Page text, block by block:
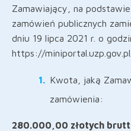
Zamawiający, na
zamówień publicznych
dniu 19 lipca 2021 r. o
https://miniportal.uzp.gov.pl.
Kwota, jaką
zamówienia:
280.000,00 złotych